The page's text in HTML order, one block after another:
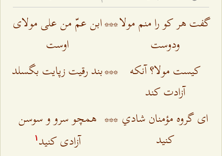
گفت هر كو را منم مولا
ودوست
***ابن عمّ من على مولاى
اوست
كيست مولا؟ آنكه
آزادت كند
***بند رقيت زپايت بگسلد
اى گروه مؤمنان شادي
كنيد
*** همچو سرو و سوسن
آزادى كنيد ۱